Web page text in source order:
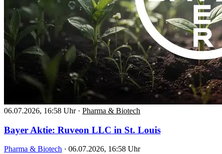
06.07.2026, 16:58 Uhr · Pharma & Biotech
Bayer Aktie: Ruveon LLC in St. Louis
Pharma & Biotech · 06.07.2026, 16:58 Uhr